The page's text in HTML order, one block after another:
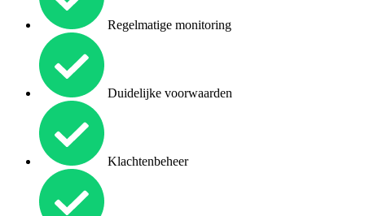
Regelmatige monitoring
Duidelijke voorwaarden
Klachtenbeheer